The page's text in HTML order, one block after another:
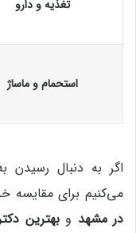
تغذیه و دارو
استحمام و ماساژ
اگر به دنبال رسیدن
می‌کنیم برای مقایسه
در مشهد وبهترین